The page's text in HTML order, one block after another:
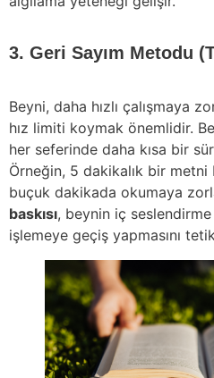
3. Geri Sayım Metodu
Beyni, daha hızlı çalışmaya
hız limiti koymak önemlidir.
her seferinde daha kısa bir
Örneğin, 5 dakikalık bir
buçuk dakikada okumaya
baskısı, beynin iç seslendirme
işlemeye geçiş yapmasını